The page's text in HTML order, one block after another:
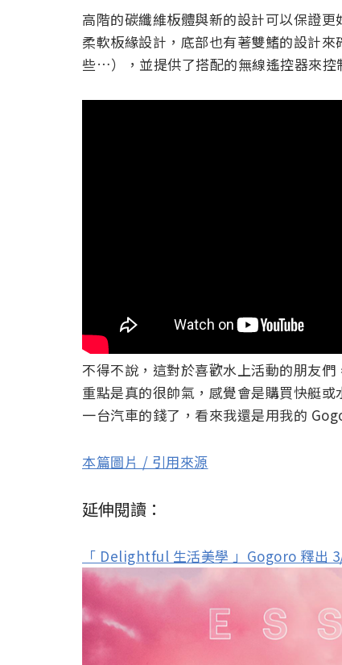
高階的碳纖維板體與新的設計可以保證
柔軟板緣設計，底部也有著雙鰭的設計
些…），並提供了搭配的無線遙控器來控
不得不說，這對於喜歡水上活動的朋友
重點是真的很帥氣，感覺會是購買快艇
一台汽車的錢了，看來我還是用我的
本篇圖片 / 引用來源
延伸閱讀：
「 Delightful 生活美學 」Gogoro 釋出